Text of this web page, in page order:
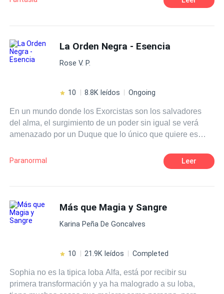
de um lobo... Um lobo das Trevas..." [descrição alterada]
revelação que muda completamente sua forma de
serão o suficiente para enganar a morte? Até onde você
iria para salvar uma vida?
La Orden Negra - Esencia
Rose V. P.
10 8.8K leídos Ongoing
En un mundo donde los Exorcistas son los salvadores
del alma, el surgimiento de un poder sin igual se verá
amenazado por un Duque que lo único que quiere es
ello, debe obtener los ojos especiales de una chica cuyos
poderes tendrá que aprender a controlar o será el fin de
Paranormal Leer
Más que Magia y Sangre
Karina Peña De Goncalves
10 21.9K leídos Completed
Sophia no es la tipica loba Alfa, está por recibir su
primera transformación y ya ha malogrado a su loba,